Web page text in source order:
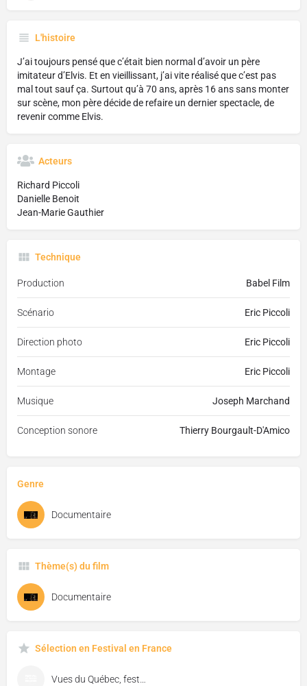
L'histoire
J’ai toujours pensé que c’était bien normal d’avoir un père
imitateur d’Elvis. Et en vieillissant, j’ai vite réalisé que c’est pas
mal tout sauf ça. Surtout qu’à 70 ans, après 16 ans sans monter
sur scène, mon père décide de refaire un dernier spectacle, de
revenir comme Elvis.
Acteurs
Richard Piccoli
Danielle Benoit
Jean-Marie Gauthier
Technique
Production Babel Film
Scénario Eric Piccoli
Direction photo Eric Piccoli
Montage Eric Piccoli
Musique Joseph Marchand
Conception sonore Thierry Bourgault-D'Amico
Genre
Documentaire
Thème(s) du film
Documentaire
Sélection en Festival en France
Vues du Québec, festival de cinéma de Florac